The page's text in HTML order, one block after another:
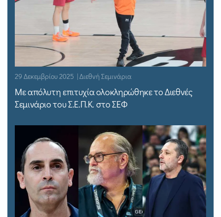
29 Δεκεμβρίου 2025 | Διεθνή Σεμινάρια
Με απόλυτη επιτυχία ολοκληρώθηκε το Διεθνές
Σεμινάριο του Σ.Ε.Π.Κ. στο ΣΕΦ